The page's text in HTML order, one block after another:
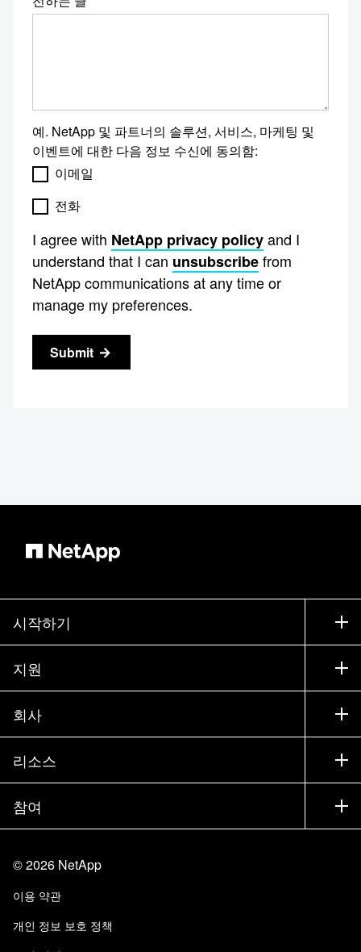
예. NetApp 및 파트너의 솔루션, 서비스, 마케팅 및
이벤트에 대한 다음 정보 수신에 동의함:
이메일
전화
I agree with NetApp privacy policyand I
understand that I can unsubscribefrom
NetApp communications at any time or
manage my preferences.
Submit
시작하기
구입 방법
세일즈 팀 연락처
파트너 찾기
경영진 브리핑
제품 소개
지원
지원
교육
설명서
커뮤니티
알아보기
회사
회사
파트너
채용
Trust Center
책임 및 지속가능성
품질 인증
리소스
뉴스룸
이벤트
블로그
고객 경험
고객 사례
참여
사이트 피드백
액세스 가능성
이메일 구독
©2026 NetApp
이용 약관
개인 정보 보호 정책